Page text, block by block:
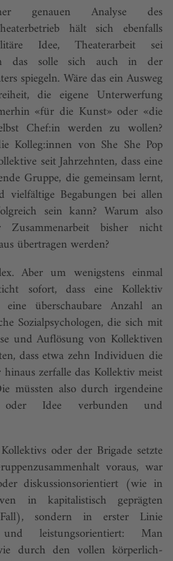
genauen Analyse des
hält sich ebenfalls
Idee, Theaterarbeit sei
das solle sich auch in der
spiegeln. Wäre das ein Ausweg
die eigene Unterwerfung
«für die Kunst» oder «die
Chef:in werden zu wollen?
Kolleg:innen von She She Pop
seit Jahrzehnten, dass eine
Gruppe, die gemeinsam lernt,
Begabungen bei allen
sein kann? Warum also
bisher nicht
übertragen werden?
Aber um wenigstens einmal
sofort, dass eine Kollektiv
überschaubare Anzahl an
Sozialpsychologen, die sich mit
und Auflösung von Kollektiven
dass etwa zehn Individuen die
zerfalle das Kollektiv meist
müssten also durch irgendeine
oder Idee verbunden und
oder der Brigade setzte
voraus, war
diskussionsorientiert (wie in
in kapitalistisch geprägten
sondern in erster Linie
leistungsorientiert: Man
durch den vollen körperlich-